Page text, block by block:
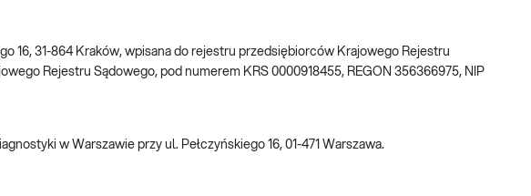
16, 31-864 Kraków, wpisana do rejestru przedsiębiorców Krajowego Rejestru
Rejestru Sądowego, pod numerem KRS 0000918455, REGON 356366975, NIP
w Warszawie przy ul. Pełczyńskiego 16, 01-471 Warszawa.